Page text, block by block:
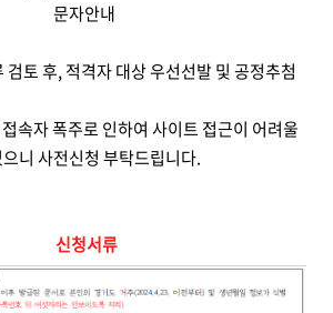
문자안내
검토 후,적격자 대상 우선선발 및 공정추첨
속자 폭주로 인하여 사이트 접근이 어려울
니 사전신청 부탁드립니다.
신청서류